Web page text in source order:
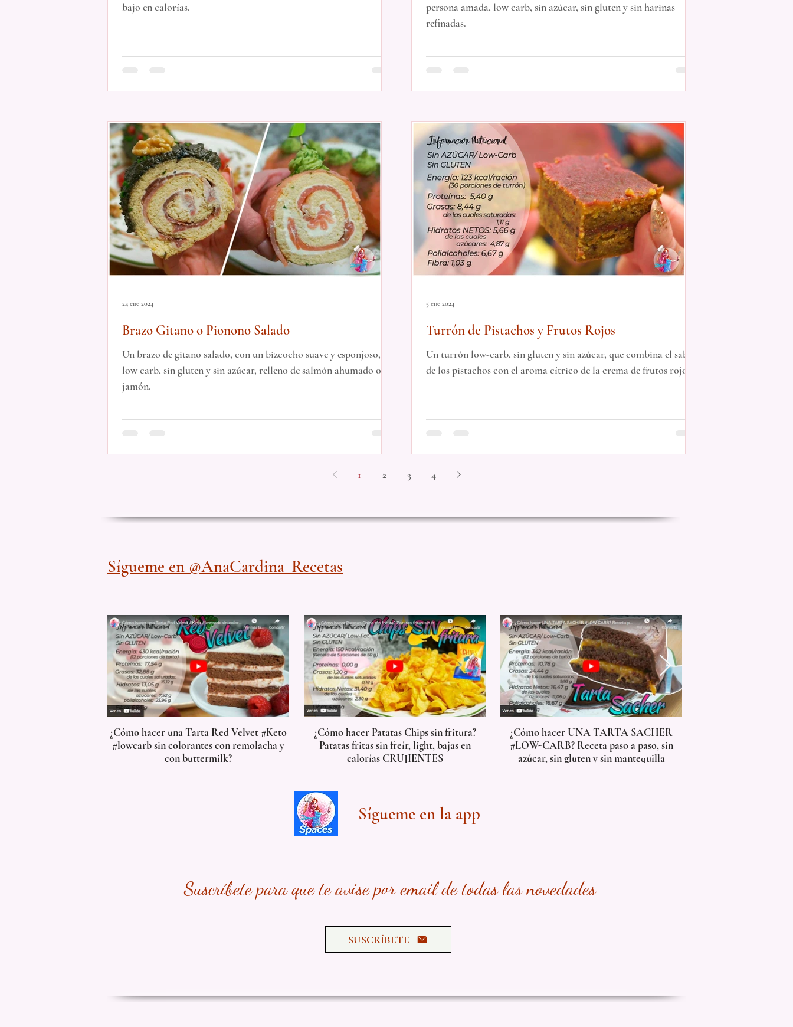
bajo en calorías.
persona amada, low carb, sin azúcar, sin gluten y sin harinas
refinadas.
Brazo Gitano o Pionono Salado
Un brazo de gitano salado, con un bizcocho suave y esponjoso,
low carb, sin gluten y sin azúcar, relleno de salmón ahumado o de
jamón.
24 ene 2024
Turrón de Pistachos y Frutos Rojos
Un turrón low-carb, sin gluten y sin azúcar, que combina el sabor
de los pistachos con el aroma cítrico de la crema de frutos rojos.
5 ene 2024
1 2 3 4
Sígueme en @AnaCardina_Recetas
¿Cómo hacer una Tarta Red Velvet #Keto
#lowcarb sin colorantes con remolacha y
con buttermilk?
¿Cómo hacer Patatas Chips sin fritura?
Patatas fritas sin freír, light, bajas en
calorías CRUJIENTES
¿Cómo hacer UNA TARTA SACHER
#LOW-CARB? Receta paso a paso, sin
azúcar, sin gluten y sin mantequilla
Sígueme en la app
Suscríbete para que te avise por email de todas las novedades
SUSCRÍBETE